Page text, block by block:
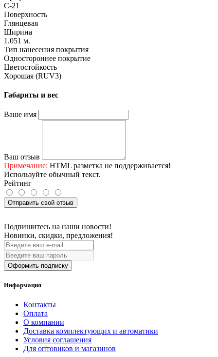
C-21
Поверхность
Глянцевая
Ширина
1.051 м.
Тип нанесения покрытия
Одностороннее покрытие
Цветостойкость
Хорошая (RUV3)
Габариты и вес
Ваше имя
Ваш отзыв
Примечание: HTML разметка не поддерживается!
Используйте обычный текст.
Рейтинг
Отправить свой отзыв
Подпишитесь на наши новости!
Новинки, скидки, предложения!
Оформить подписку
Информация
Контакты
Оплата
О компании
Доставка комплектующих и автоматики
Условия соглашения
Для оптовиков и магазинов